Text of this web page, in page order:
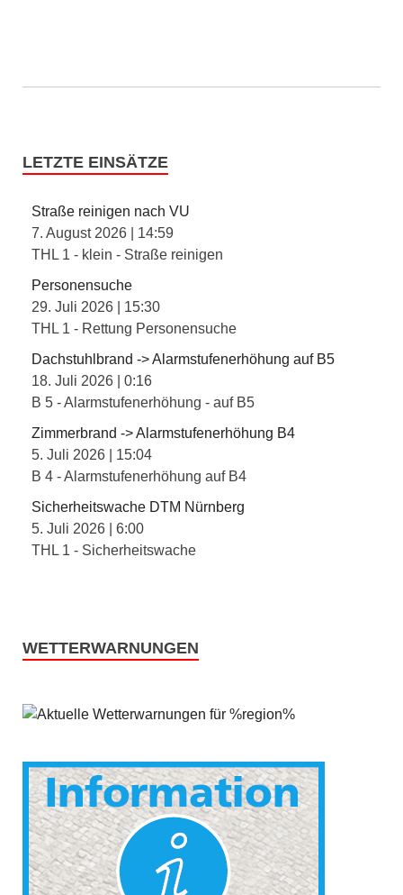
LETZTE EINSÄTZE
Straße reinigen nach VU
7. August 2026
14:59
THL 1 - klein - Straße reinigen
Personensuche
29. Juli 2026
15:30
THL 1 - Rettung Personensuche
Dachstuhlbrand -> Alarmstufenerhöhung auf B5
18. Juli 2026
0:16
B 5 - Alarmstufenerhöhung - auf B5
Zimmerbrand -> Alarmstufenerhöhung B4
5. Juli 2026
15:04
B 4 - Alarmstufenerhöhung auf B4
Sicherheitswache DTM Nürnberg
5. Juli 2026
6:00
THL 1 - Sicherheitswache
WETTERWARNUNGEN